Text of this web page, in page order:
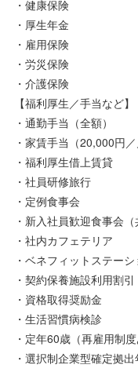
・健康保険
・厚生年金
・雇用保険
・労災保険
・介護保険
【福利厚生／手当など】
・通勤手当（全額）
・家賃手当（20,000円
・福利厚生借上賃貸
・社員研修旅行
・定例食事会
・新入社員歓迎食事会（
・社内カフェテリア
・ベネフィットステーシ
・契約保養施設利用割
・資格取得奨励金
・生活習慣病検診
・定年60歳（再雇用制度
・選択制企業型確定拠